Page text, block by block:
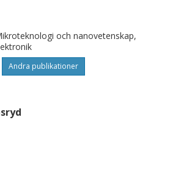
och nanovetenskap,
Andra publikationer